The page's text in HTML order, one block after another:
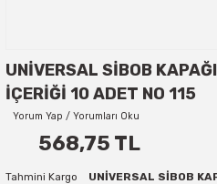
UNİVERSAL SİBOB
İÇERİĞİ 10 ADET NO 115
Yorum Yap / Yorumları Oku
568,75 TL
Tahmini Kargo
UNİVERSAL SİBOB